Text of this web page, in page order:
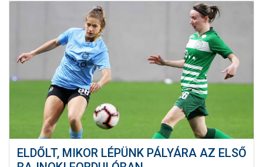
ELDŐLT, MIKOR LÉPÜNK PÁLYÁRA AZ ELSŐ